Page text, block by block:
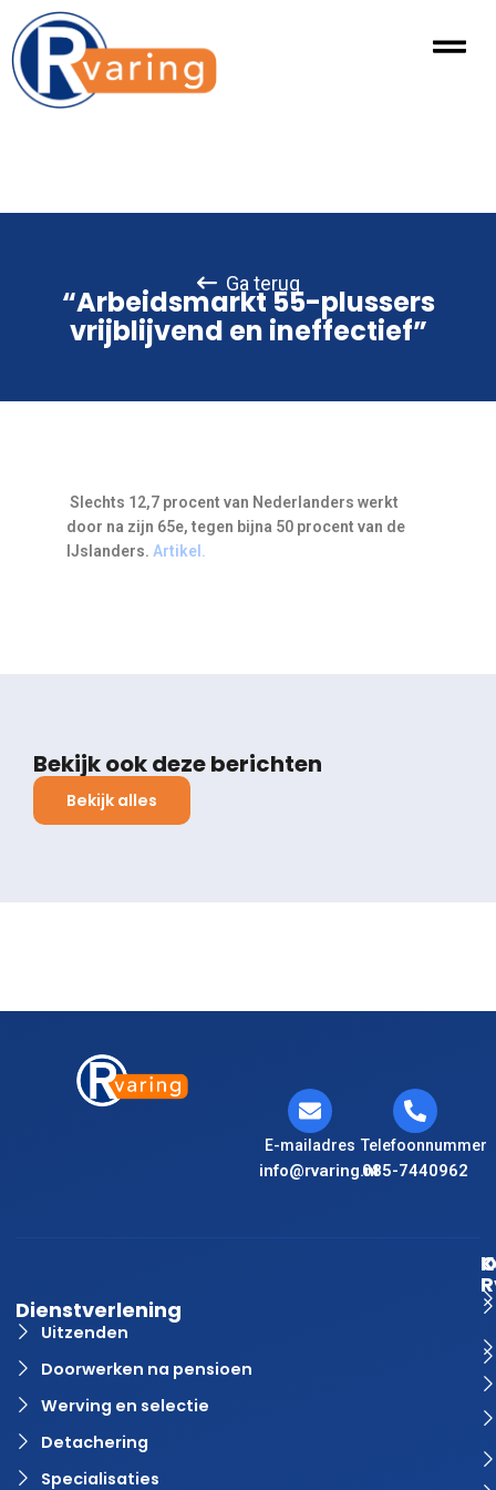
Ga terug
“Arbeidsmarkt 55-plussers
vrijblijvend en ineffectief”
Slechts 12,7 procent van Nederlanders werkt
door na zijn 65e, tegen bijna 50 procent van de
IJslanders. Artikel.
Bekijk ook deze berichten
Bekijk alles
E-mailadres
info@rvaring.nl
Telefoonnummer
085-7440962
Dienstverlening
Uitzenden
Doorwerken na pensioen
Werving en selectie
Detachering
Specialisaties